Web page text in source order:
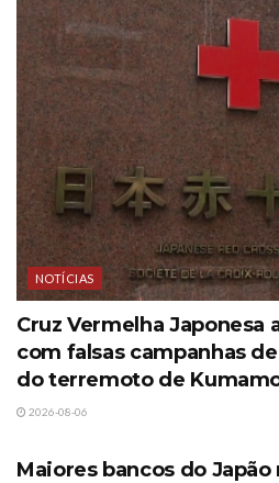
NOTÍCIAS
Cruz Vermelha Japonesa
com falsas campanhas
do terremoto de
2026-08-06
Maiores bancos do